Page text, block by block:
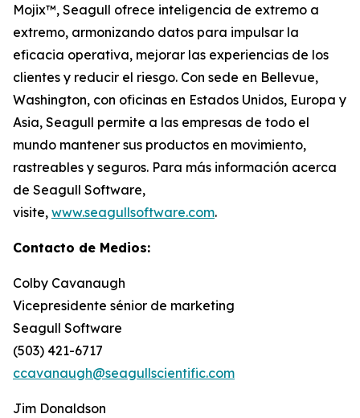
Mojix™, Seagull ofrece inteligencia de extremo a
extremo, armonizando datos para impulsar la
eficacia operativa, mejorar las experiencias de los
clientes y reducir el riesgo. Con sede en Bellevue,
Washington, con oficinas en Estados Unidos, Europa y
Asia, Seagull permite a las empresas de todo el
mundo mantener sus productos en movimiento,
rastreables y seguros. Para más información acerca
de Seagull Software,
visite, www.seagullsoftware.com.
Contacto de Medios:
Colby Cavanaugh
Vicepresidente sénior de marketing
Seagull Software
(503) 421-6717
ccavanaugh@seagullscientific.com
Jim Donaldson